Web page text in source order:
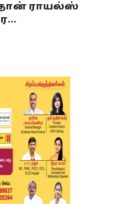
ராயல்ஸ்